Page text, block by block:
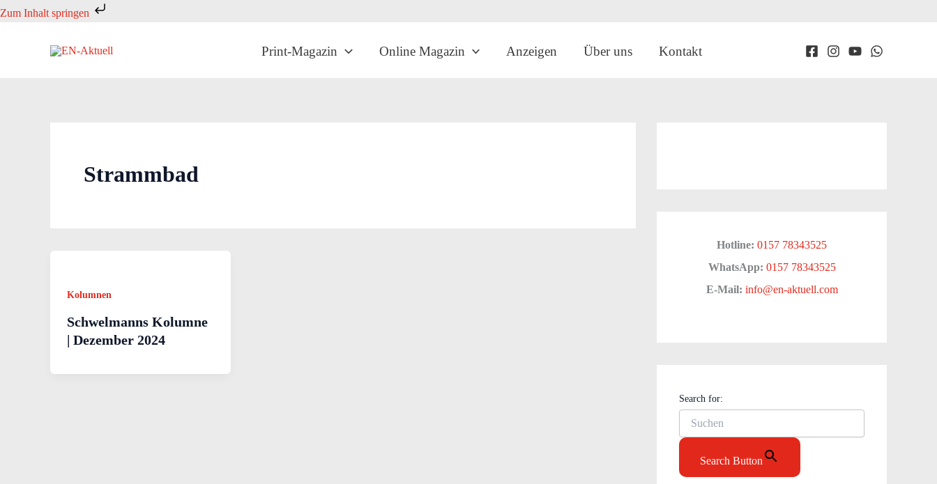
Zum Inhalt springen
Zum
Print-Magazin Online Magazin Anzeigen Über uns Kontakt
Strammbad
Kolumnen
Schwelmanns Kolumne
| Dezember 2024
Hotline: 0157 78343525
WhatsApp: 0157 78343525
E-Mail: info@en-aktuell.com
Search for:
Search Button